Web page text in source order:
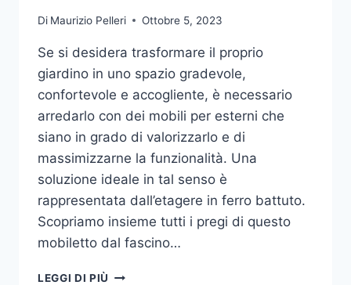
Di Maurizio Pelleri Ottobre 5, 2023
Se si desidera trasformare il proprio
giardino in uno spazio gradevole,
confortevole e accogliente, è necessario
arredarlo con dei mobili per esterni che
siano in grado di valorizzarlo e di
massimizzarne la funzionalità. Una
soluzione ideale in tal senso è
rappresentata dall’etagere in ferro battuto.
Scopriamo insieme tutti i pregi di questo
mobiletto dal fascino…
LEGGI DI PIÙ ETAGERE